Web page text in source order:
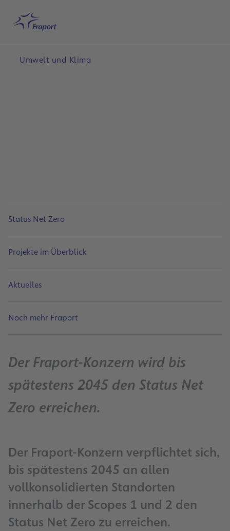
Startseite
Umwelt und Klima
Status Net Zero
Projekte im Überblick
Aktuelles
Noch mehr Fraport
Der Fraport-Konzern wird bis
spätestens 2045 den Status Net
Zero erreichen.
Der Fraport-Konzern verpflichtet sich,
bis spätestens 2045 an allen
vollkonsolidierten Standorten
innerhalb der Scopes 1 und 2 den
Status Net Zero zu erreichen.